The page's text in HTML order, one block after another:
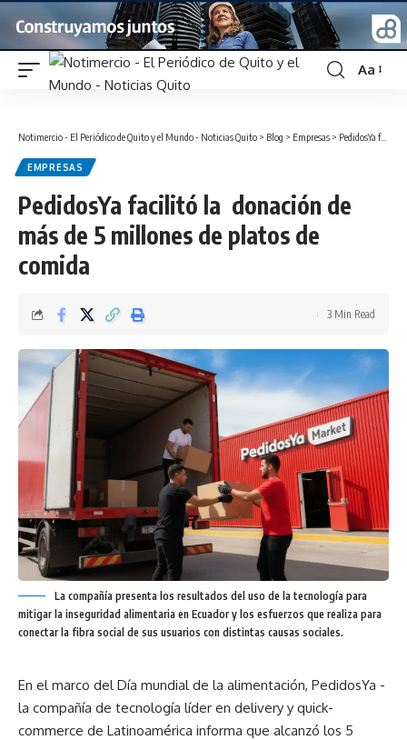
Font
Aa
Notimercio - El Periódico de Quito y el Mundo - Noticias Quito > Blog > Empresas > PedidosYa facilitó la donación de más de 5 millones de platos de comida
EMPRESAS
PedidosYa facilitó la donación de
más de 5 millones de platos de
comida
3 Min Read
La compañía presenta los resultados del uso de la tecnología para
mitigar la inseguridad alimentaria en Ecuador y los esfuerzos que realiza para
conectar la fibra social de sus usuarios con distintas causas sociales.
En el marco del Día mundial de la alimentación, PedidosYa -
la compañía de tecnología líder en delivery y quick-
commerce de Latinoamérica informa que alcanzó los 5